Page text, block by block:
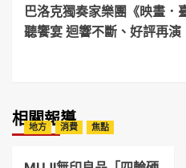
巴洛克獨奏家樂團《映畫．
聽饗宴 迴響不斷、好評再
相關報導
地方 消費 焦點